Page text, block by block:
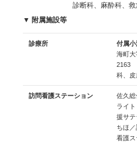
診断科、麻酔科、
▼ 附属施設等
診療所 付属
海町
2163
科、
訪問看護ステーション
佐久
ライ
援サ
ちほ
看護